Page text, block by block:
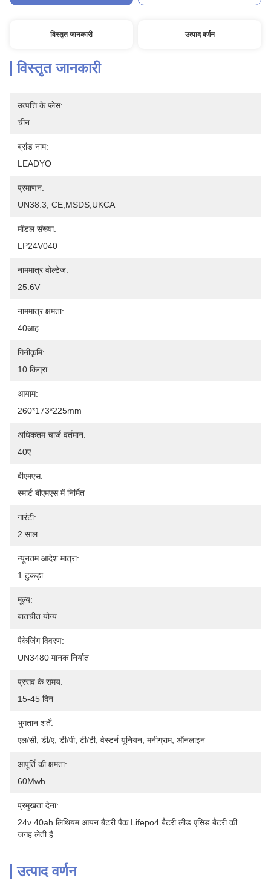
विस्तृत जानकारी उत्पाद वर्णन
विस्तृत जानकारी
उत्पत्ति के प्लेस:
चीन
ब्रांड नाम:
LEADYO
प्रमाणन:
UN38.3, CE,MSDS,UKCA
मॉडल संख्या:
LP24V040
नाममात्र वोल्टेज:
25.6V
नाममात्र क्षमता:
40आह
गिनीकृमि:
10 किग्रा
आयाम:
260*173*225mm
अधिकतम चार्ज वर्तमान:
40ए
बीएमएस:
स्मार्ट बीएमएस में निर्मित
गारंटी:
2 साल
न्यूनतम आदेश मात्रा:
1 टुकड़ा
मूल्य:
बातचीत योग्य
पैकेजिंग विवरण:
UN3480 मानक निर्यात
प्रसव के समय:
15-45 दिन
भुगतान शर्तें:
एल/सी, डी/ए, डी/पी, टी/टी, वेस्टर्न यूनियन, मनीग्राम, ऑनलाइन
आपूर्ति की क्षमता:
60Mwh
प्रमुखता देना:
24v 40ah लिथियम आयन बैटरी पैक Lifepo4 बैटरी लीड एसिड बैटरी की
जगह लेती है
उत्पाद वर्णन